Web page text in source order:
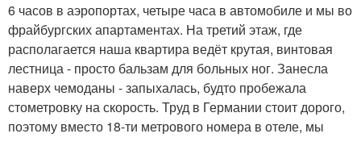
6 часов в аэропортах, четыре часа в автомобиле и мы во
фрайбургских апартаментах. На третий этаж, где
располагается наша квартира ведёт крутая, винтовая
лестница - просто бальзам для больных ног. Занесла
наверх чемоданы - запыхалась, будто пробежала
стометровку на скорость. Труд в Германии стоит дорого,
поэтому вместо 18-ти метрового номера в отеле, мы